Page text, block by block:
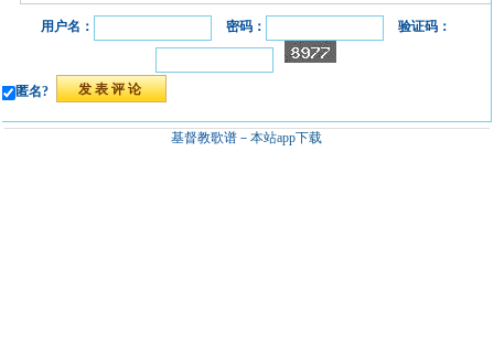
用户名： 密码： 验证码：
匿名?
基督教歌谱－本站app下载